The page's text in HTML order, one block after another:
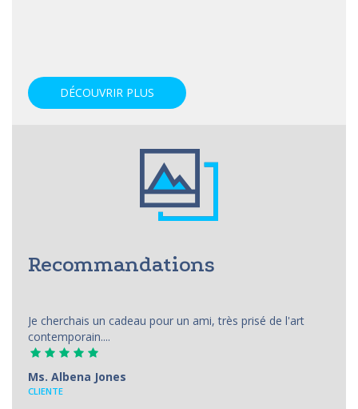
DÉCOUVRIR PLUS
Recommandations
Je cherchais un cadeau pour un ami, très prisé de l'art
contemporain....
Ms. Albena Jones
CLIENTE